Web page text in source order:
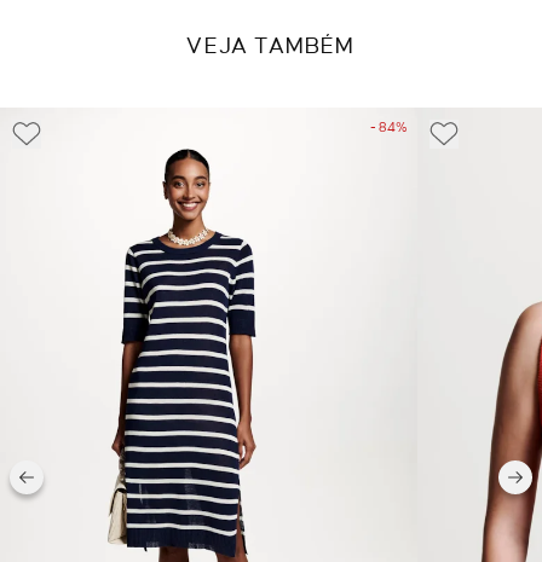
VEJA TAMBÉM
- 84%